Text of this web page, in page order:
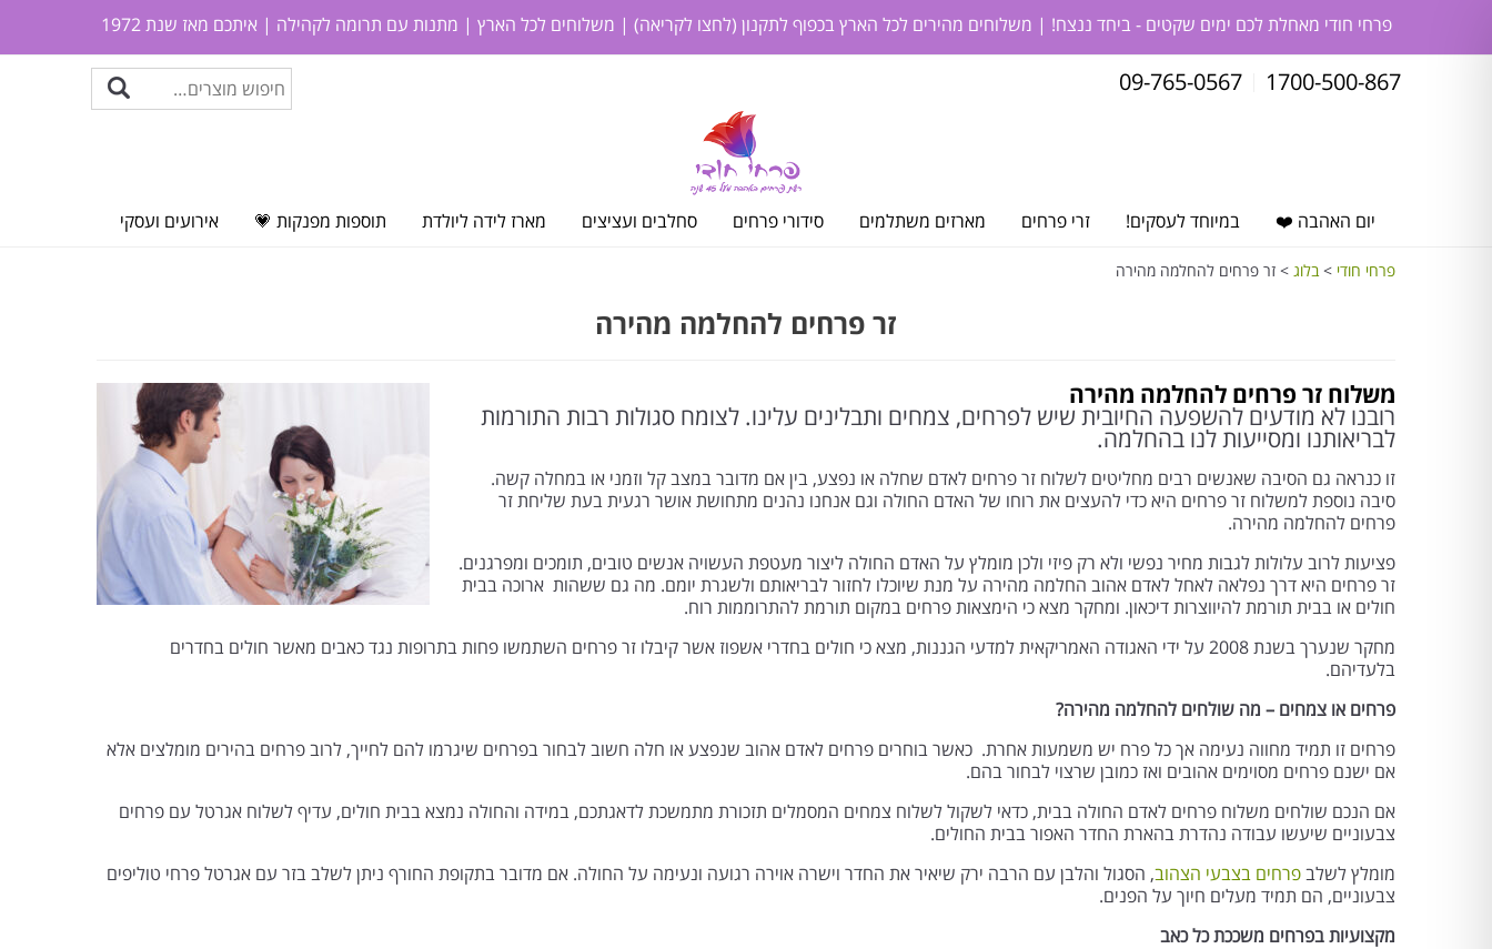
פרחי חודי מאחלת לכם ימים שקטים - ביחד ננצח! | משלוחים מהירים לכל הארץ בכפוף לתקנון (לחצו לקריאה) | משלוחים לכל הארץ | מתנות עם תרומה לקהילה | איתכם מאז שנת 1972
1700-500-867
09-765-0567
יום האהבה ❤️ במיוחד לעסקים! זרי פרחים מארזים משתלמים סידורי פרחים סחלבים ועציצים מארז לידה ליולדת תוספות מפנקות 💗 אירועים ועסקי
פרחי חודי >בלוג > זר פרחים להחלמה מהירה
זר פרחים להחלמה מהירה
משלוח זר פרחים להחלמה מהירה
רובנו לא מודעים להשפעה החיובית שיש לפרחים, צמחים ותבלינים עלינו. לצומח סגולות רבות התורמות
לבריאותנו ומסייעות לנו בהחלמה.
זו כנראה גם הסיבה שאנשים רבים מחליטים לשלוח זר פרחים לאדם שחלה או נפצע, בין אם מדובר במצב קל וזמני או במחלה קשה.
סיבה נוספת למשלוח זר פרחים היא כדי להעצים את רוחו של האדם החולה וגם אנחנו נהנים מתחושת אושר רגעית בעת שליחת זר
פרחים להחלמה מהירה.
פציעות לרוב עלולות לגבות מחיר נפשי ולא רק פיזי ולכן מומלץ על האדם החולה ליצור מעטפת העשויה אנשים טובים, תומכים ומפרגנים.
זר פרחים היא דרך נפלאה לאחל לאדם אהוב החלמה מהירה על מנת שיוכלו לחזור לבריאותם ולשגרת יומם. מה גם ששהות ארוכה בבית
חולים או בבית תורמת להיווצרות דיכאון. ומחקר מצא כי הימצאות פרחים במקום תורמת להתרוממות רוח.
מחקר שנערך בשנת 2008 על ידי האגודה האמריקאית למדעי הגננות, מצא כי חולים בחדרי אשפוז אשר קיבלו זר פרחים השתמשו פחות בתרופות נגד כאבים מאשר חולים בחדרים
בלעדיהם.
פרחים או צמחים – מה שולחים להחלמה מהירה?
פרחים זו תמיד מחווה נעימה אך כל פרח יש משמעות אחרת. כאשר בוחרים פרחים לאדם אהוב שנפצע או חלה חשוב לבחור בפרחים שיגרמו להם לחייך, לרוב פרחים בהירים מומלצים אלא
אם ישנם פרחים מסוימים אהובים ואז כמובן שרצוי לבחור בהם.
אם הנכם שולחים משלוח פרחים לאדם החולה בבית, כדאי לשקול לשלוח צמחים המסמלים תזכורת מתמשכת לדאגתכם, במידה והחולה נמצא בבית חולים, עדיף לשלוח אגרטל עם פרחים
צבעוניים שיעשו עבודה נהדרת בהארת החדר האפור בבית החולים.
מומלץ לשלבפרחים בצבעי הצהוב, הסגול והלבן עם הרבה ירק שיאיר את החדר וישרה אוירה רגועה ונעימה על החולה. אם מדובר בתקופת החורף ניתן לשלב בזר עם אגרטל פרחי טוליפים
צבעוניים, הם תמיד מעלים חיוך על הפנים.
מקצועיות בפרחים משככת כל כאב